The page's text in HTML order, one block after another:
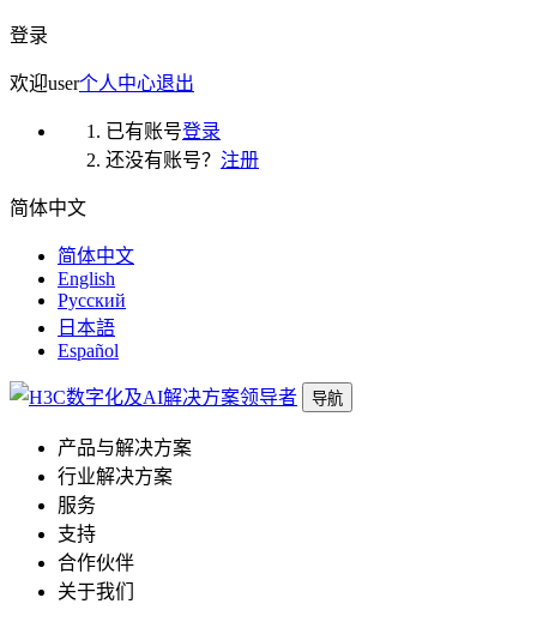
登录
欢迎user个人中心退出
已有账号登录
还没有账号？ 注册
简体中文
简体中文
English
Русский
日本語
Español
导航
产品与解决方案
行业解决方案
服务
支持
合作伙伴
关于我们